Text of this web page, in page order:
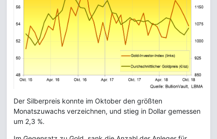
Der Silberpreis konnte im Oktober den größten
Monatszuwachs verzeichnen, und stieg in Dollar gemessen
um 2,3 %.